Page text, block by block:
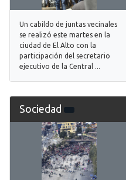
Un cabildo de juntas vecinales
se realizó este martes en la
ciudad de El Alto con la
participación del secretario
ejecutivo de la Central ...
Sociedad